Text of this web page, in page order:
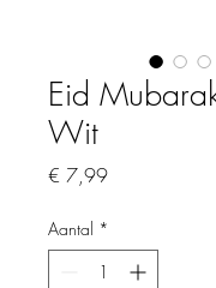
Eid
Wit
€ 7,99Prijs
Aantal *